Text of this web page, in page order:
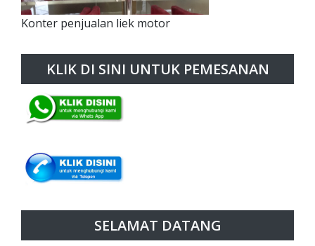
Konter penjualan liek motor
KLIK DI SINI UNTUK PEMESANAN
SELAMAT DATANG